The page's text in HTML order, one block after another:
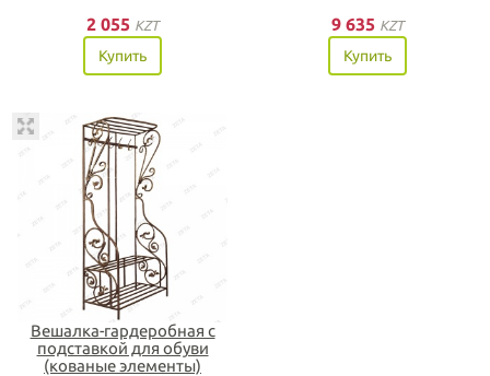
2 055 KZT
Купить
9 635 KZT
Купить
Вешалка-гардеробная с
подставкой для обуви
(кованые элементы)